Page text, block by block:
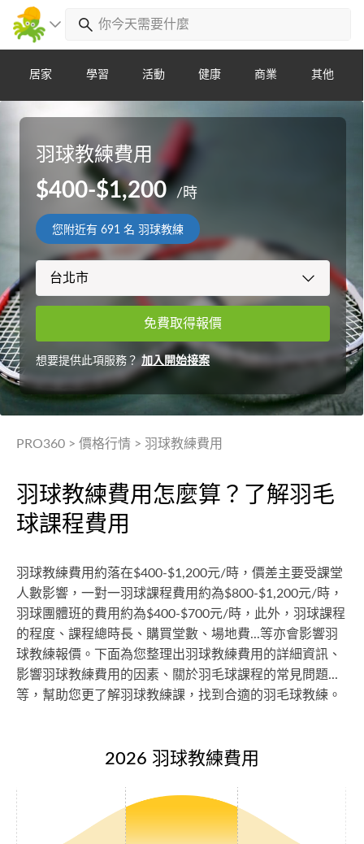
居家 學習 活動 健康 商業 其他
羽球教練費用
$400-$1,200 /時
您附近有691 名 羽球教練
免費取得報價
想要提供此項服務？加入開始接案
PRO360 > 價格行情 > 羽球教練費用
羽球教練費用怎麼算？了解羽毛
球課程費用
羽球教練費用約落在$400-$1,200元/時，價差主要受課堂
人數影響，一對一羽球課程費用約為$800-$1,200元/時，
羽球團體班的費用約為$400-$700元/時，此外，羽球課程
的程度、課程總時長、購買堂數、場地費...等亦會影響羽
球教練報價。下面為您整理出羽球教練費用的詳細資訊、
影響羽球教練費用的因素、關於羽毛球課程的常見問題...
等，幫助您更了解羽球教練課，找到合適的羽毛球教練。
2026 羽球教練費用